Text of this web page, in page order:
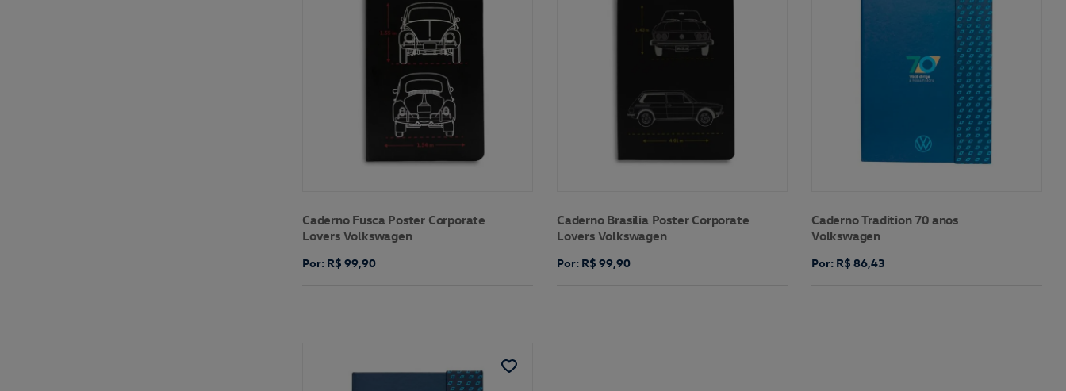
Caderno Fusca Poster Corporate
Lovers Volkswagen
Por: R$ 99,90
Caderno Brasilia Poster Corporate
Lovers Volkswagen
Por: R$ 99,90
Caderno Tradition 70 anos
Volkswagen
Por: R$ 86,43